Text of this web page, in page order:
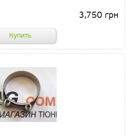
3,750 грн